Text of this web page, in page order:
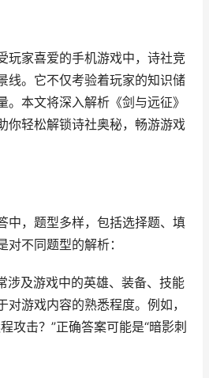
玩家喜爱的手机游戏中，诗社竞
线。它不仅考验着玩家的知识储
。本文将深入解析《剑与远征》
你轻松解锁诗社奥秘，畅游游戏
中，题型多样，包括选择题、填
不同题型的解析：
涉及游戏中的英雄、装备、技能
游戏内容的熟悉程度。例如，
攻击？”正确答案可能是“暗影刺